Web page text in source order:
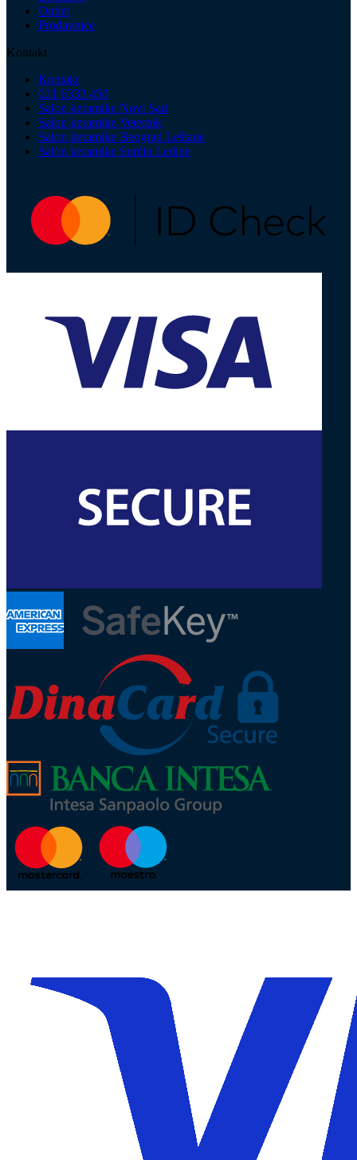
Outlet
Prodavnice
Kontakt
Kontakt
021 6333 450
Salon keramike Novi Sad
Salon keramike Veternik
Salon keramike Beograd Leštane
Salon keramike Surčin Ledine